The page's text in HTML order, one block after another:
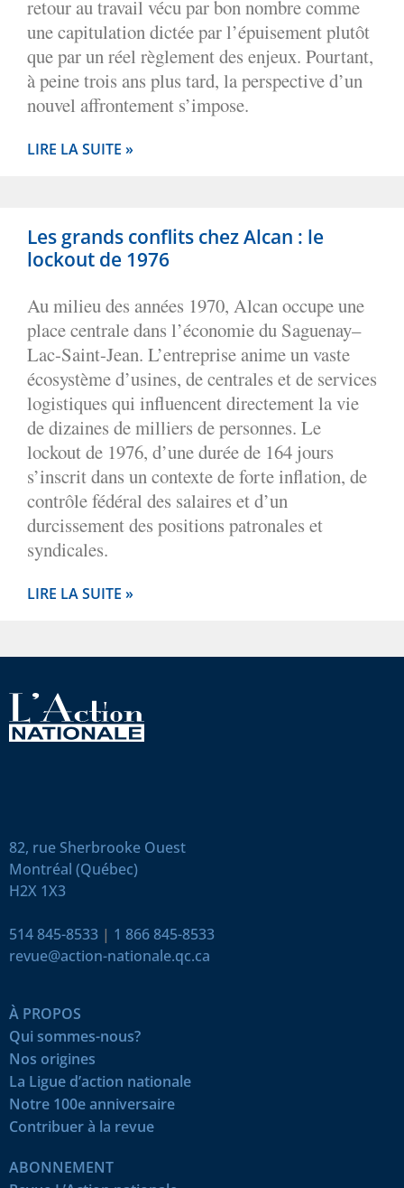
retour au travail vécu par bon nombre comme
une capitulation dictée par l’épuisement plutôt
que par un réel règlement des enjeux. Pourtant,
à peine trois ans plus tard, la perspective d’un
nouvel affrontement s’impose.
LIRE LA SUITE »
Les grands conflits chez Alcan : le
lockout de 1976
Au milieu des années 1970, Alcan occupe une
place centrale dans l’économie du Saguenay–
Lac-Saint-Jean. L’entreprise anime un vaste
écosystème d’usines, de centrales et de services
logistiques qui influencent directement la vie
de dizaines de milliers de personnes. Le
lockout de 1976, d’une durée de 164 jours
s’inscrit dans un contexte de forte inflation, de
contrôle fédéral des salaires et d’un
durcissement des positions patronales et
syndicales.
LIRE LA SUITE »
82, rue Sherbrooke Ouest
Montréal (Québec)
H2X 1X3
514 845-8533 | 1 866 845-8533
revue@action-nationale.qc.ca
À PROPOS
Qui sommes-nous?
Nos origines
La Ligue d’action nationale
Notre 100e anniversaire
Contribuer à la revue
ABONNEMENT